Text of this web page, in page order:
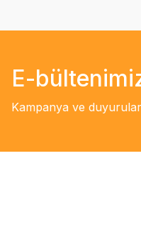
E-
Kampanya ve